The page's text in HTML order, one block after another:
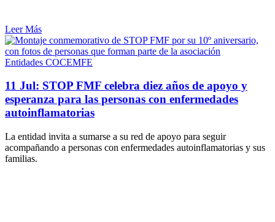
Leer Más
Entidades COCEMFE
11 Jul: STOP FMF celebra diez años de apoyo y
esperanza para las personas con enfermedades
autoinflamatorias
La entidad invita a sumarse a su red de apoyo para seguir
acompañando a personas con enfermedades autoinflamatorias y sus
familias.